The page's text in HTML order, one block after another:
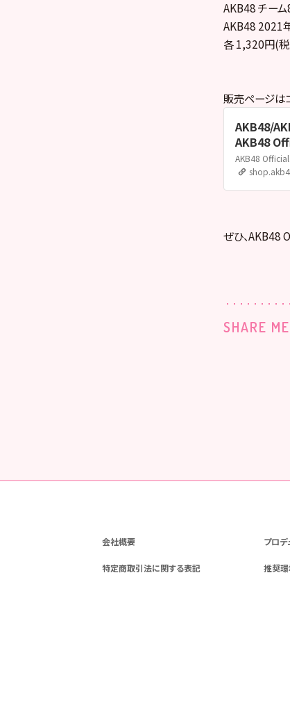
AKB48 チー
AKB48 2021
各 1,320円(
販売ページは
AKB48/
AKB48
ぜひ、AKB48
SHARE
会社概要 プロデ
特定商取引法に関する表記 推奨環